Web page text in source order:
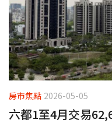
房市焦點 2026-05-05
六都1至4月交易